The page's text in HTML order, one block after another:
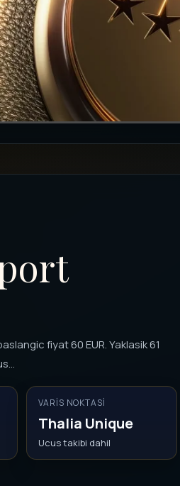
fiyat 60 EUR. Yaklasik 61
VARIS NOKTASI
Thalia Unique
Ucus takibi dahil